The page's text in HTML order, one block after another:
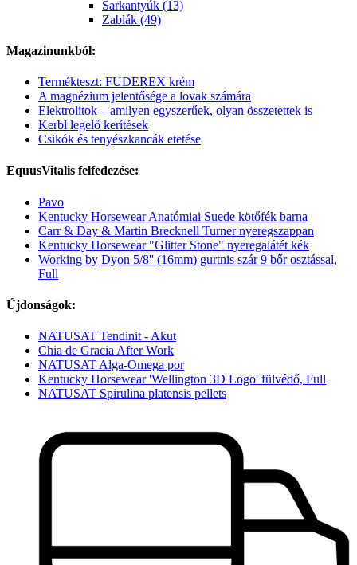
Sarkantyúk (13)
Zablák (49)
Magazinunkból:
Termékteszt: FUDEREX krém
A magnézium jelentősége a lovak számára
Elektrolitok – amilyen egyszerűek, olyan összetettek is
Kerbl legelő kerítések
Csikók és tenyészkancák etetése
EquusVitalis felfedezése:
Pavo
Kentucky Horsewear Anatómiai Suede kötőfék barna
Carr & Day & Martin Brecknell Turner nyeregszappan
Kentucky Horsewear "Glitter Stone" nyeregalátét kék
Working by Dyon 5/8'' (16mm) gurtnis szár 9 bőr osztással,
Full
Újdonságok:
NATUSAT Tendinit - Akut
Chia de Gracia After Work
NATUSAT Alga-Omega por
Kentucky Horsewear 'Wellington 3D Logo' fülvédő, Full
NATUSAT Spirulina platensis pellets